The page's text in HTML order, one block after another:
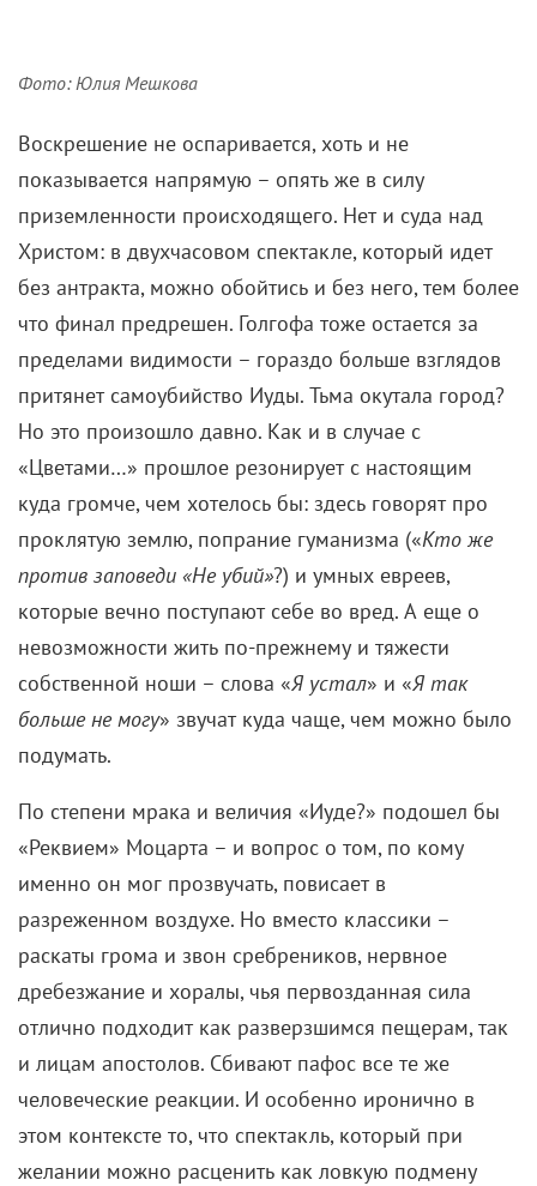
Фото: Юлия Мешкова
Воскрешение не оспаривается, хоть и не
показывается напрямую – опять же в силу
приземленности происходящего. Нет и суда над
Христом: в двухчасовом спектакле, который идет
без антракта, можно обойтись и без него, тем более
что финал предрешен. Голгофа тоже остается за
пределами видимости – гораздо больше взглядов
притянет самоубийство Иуды. Тьма окутала город?
Но это произошло давно. Как и в случае с
«Цветами…» прошлое резонирует с настоящим
куда громче, чем хотелось бы: здесь говорят про
проклятую землю, попрание гуманизма («Кто же
против заповеди «Не убий»?) и умных евреев,
которые вечно поступают себе во вред. А еще о
невозможности жить по-прежнему и тяжести
собственной ноши – слова «Я устал» и «Я так
больше не могу» звучат куда чаще, чем можно было
подумать.
По степени мрака и величия «Иуде?» подошел бы
«Реквием» Моцарта – и вопрос о том, по кому
именно он мог прозвучать, повисает в
разреженном воздухе. Но вместо классики –
раскаты грома и звон сребреников, нервное
дребезжание и хоралы, чья первозданная сила
отлично подходит как разверзшимся пещерам, так
и лицам апостолов. Сбивают пафос все те же
человеческие реакции. И особенно иронично в
этом контексте то, что спектакль, который при
желании можно расценить как ловкую подмену